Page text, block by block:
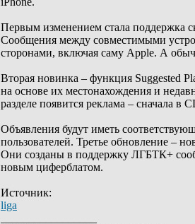
Первым изменением стала поддержка
Сообщения между совместимыми
сторонами, включая саму Apple. А
Вторая новинка – функция Suggested
на основе их местонахождения и
разделе появится реклама – сначала
Объявления будут иметь
пользователей. Третье обновление –
Они созданы в поддержку ЛГБТК+
новым циферблатом.
Источник:
liga